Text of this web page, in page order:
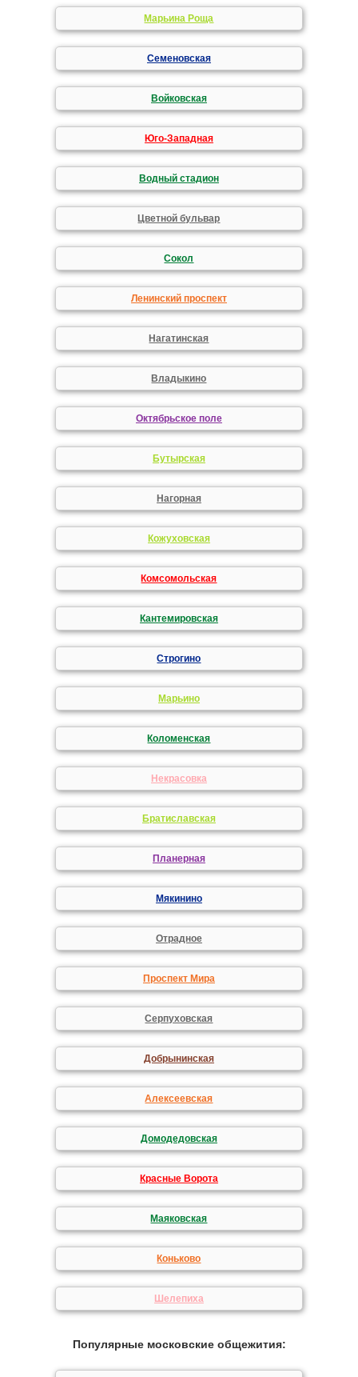
Марьина Роща
Семеновская
Войковская
Юго-Западная
Водный стадион
Цветной бульвар
Сокол
Ленинский проспект
Нагатинская
Владыкино
Октябрьское поле
Бутырская
Нагорная
Кожуховская
Комсомольская
Кантемировская
Строгино
Марьино
Коломенская
Некрасовка
Братиславская
Планерная
Мякинино
Отрадное
Проспект Мира
Серпуховская
Добрынинская
Алексеевская
Домодедовская
Красные Ворота
Маяковская
Коньково
Шелепиха
Популярные московские общежития: